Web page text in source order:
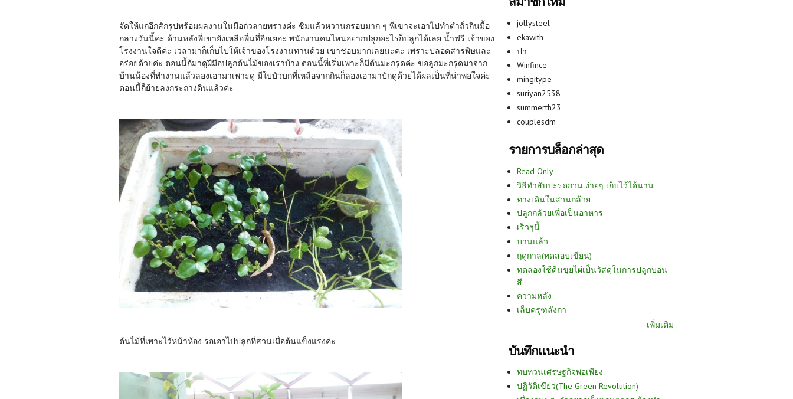
จัดให้แกอีกสักรูปพร้อมผลงานในมือถ่วลายพรางค่ะ ชิมแล้วหวานกรอบมาก ๆ พี่เขาจะเอาไปทำตำถั่วกินมื้อ
กลางวันนี้ค่ะ ด้านหลังพี่เขายังเหลือพื่นที่อีกเยอะ พนักงานคนไหนอยากปลูกอะไรก็ปลูกได้เลย น้ำฟรี เจ้าของ
โรงงานใจดีค่ะ เวลามาก็เก็บไปให้เจ้าของโรงงานทานด้วย เขาชอบมากเลยนะคะ เพราะปลอดสารพิษและ
อร่อยด้วยค่ะ ตอนนี้ก้มาดูฝีมือปลูกต้นไม้ของเราบ้าง ตอนนี้ที่เริ่มเพาะก็มีต้นมะกรูดค่ะ ขอลูกมะกรูดมาจาก
บ้านน้องที่ทำงานแล้วลองเอามาเพาะดู มีใบบัวบกที่เหลือจากกินก็ลองเอามาปักดูด้วยได้ผลเป็นที่น่าพอใจค่ะ
ตอนนี้ก็ย้ายลงกระถางดินแล้วค่ะ
ต้นไม้ที่เพาะไว้หน้าห้อง รอเอาไปปลูกที่สวนเมื่อต้นแข็งแรงค่ะ
jollysteel
ekawith
ปา
Winfince
mingitype
suriyan2538
summerth23
couplesdm
รายการบล็อกล่าสุด
Read Only
วิธีทำสับปะรดกวน ง่ายๆ เก็บไว้ได้นาน
ทางเดินในสวนกล้วย
ปลูกกล้วยเพื่อเป็นอาหาร
เร็วๆนี้
บานแล้ว
ฤดูกาล(ทดสอบเขียน)
ทดลองใช้ดินขุยไผ่เป็นวัสดุในการปลูกบอน
สี
ความหลัง
เล็บครุฑลังกา
เพิ่มเติม
บันทึกแนะนำ
ทบทวนเศรษฐกิจพอเพียง
ปฏิวัติเขียว(The Green Revolution)